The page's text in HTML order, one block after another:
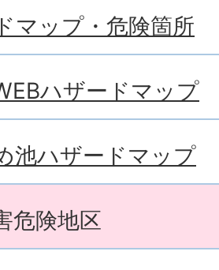
マップ・危険箇所
ハザードマップ
池ハザードマップ
危険地区